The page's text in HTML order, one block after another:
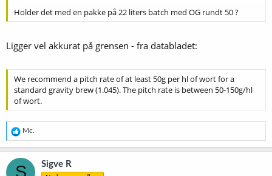
Holder det med en pakke på 22 liters batch med OG rundt 50 ?
Ligger vel akkurat på grensen - fra databladet:
We recommend a pitch rate of at least 50g per hl of wort for a
standard gravity brew (1.045). The pitch rate is between 50-150g/hl
of wort.
R
e
a
k
s
Mc.
S Sigve R